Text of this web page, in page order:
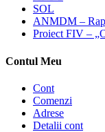
SOL
ANMDM –
Proiect FIV –
Contul Meu
Cont
Comenzi
Adrese
Detalii cont